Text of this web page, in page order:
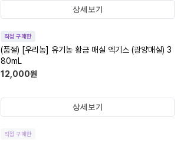
상세보기
직접 구매한
(품절) [우리농] 유기농 황금 매실 엑기스 (광양매실) 3
80mL
12,000원
상세보기
직접 구매한